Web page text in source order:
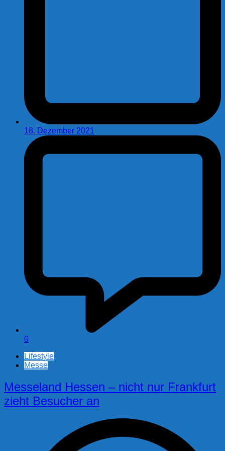
18. Dezember 2021
0
Lifestyle
Messe
Messeland Hessen – nicht nur Frankfurt
zieht Besucher an